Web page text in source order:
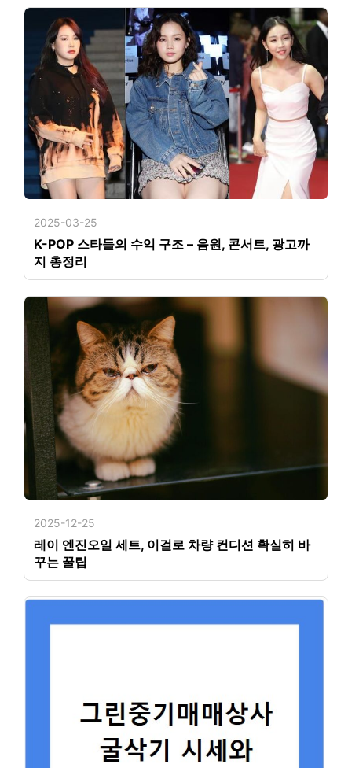
2025-03-25
K-POP 스타들의 수익 구조 – 음원, 콘서트, 광고까
지 총정리
2025-12-25
레이 엔진오일 세트, 이걸로 차량 컨디션 확실히 바
꾸는 꿀팁